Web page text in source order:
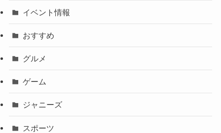
イベント情報
おすすめ
グルメ
ゲーム
ジャニーズ
スポーツ